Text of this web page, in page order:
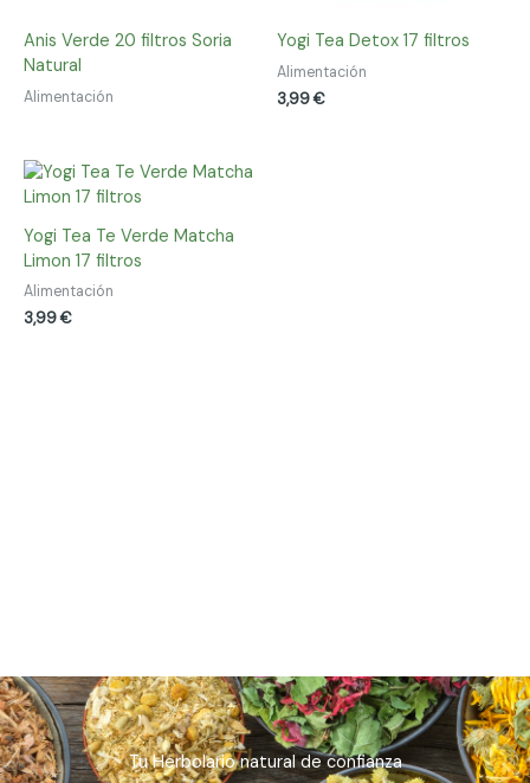
Anis Verde 20 filtros Soria
Natural
Alimentación
Yogi Tea Detox 17 filtros
Alimentación
3,99€
Yogi Tea Te Verde Matcha
Limon 17 filtros
Alimentación
3,99€
Tu Herbolario natural de confianza